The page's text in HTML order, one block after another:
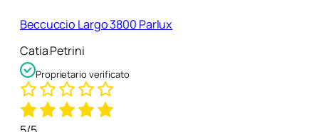
Beccuccio Largo 3800 Parlux
Catia Petrini
Proprietario verificato